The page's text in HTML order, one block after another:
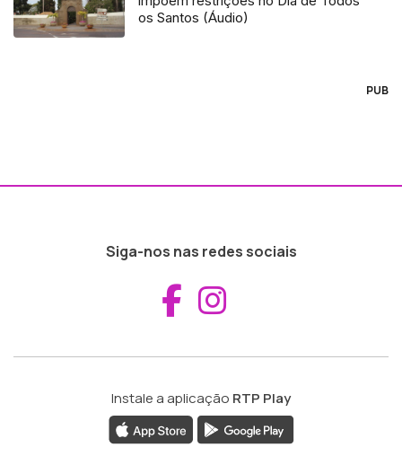
os Santos (Áudio)
PUB
Siga-nos nas redes sociais
Aceder ao
Instale a aplicação RTP Play